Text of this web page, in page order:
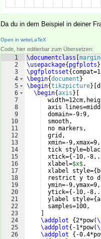
Da du in dem Beispiel in deiner
Open in writeLaTeX
Code, hier editierbar zum Übersetzen:
1
2
3
4
5
6
7
8
9
10
11
12
13
14
15
16
17
18
19
20
21
22
23
24
25
26
\documentclass
\usepackage{ pgfplots }
\pgfplotsset{
\begin{document }
\begin{tikzpicture}
\begin{axis }
axis
  domain=-9:9,
  smooth,
  no markers,
  grid,
  xmin=-9,xmax=9,
tick
  xtick=
{ -10,-
  xlabel=
$x$,
  xlabel style=
{
restrict y to
  ymin=-9,ymax=9,
  ytick=
{ -10,-
  ylabel style=
{
  samples=100,
\addplot
{2*pow(
\addplot{ -1*pow(
\addplot
{ -